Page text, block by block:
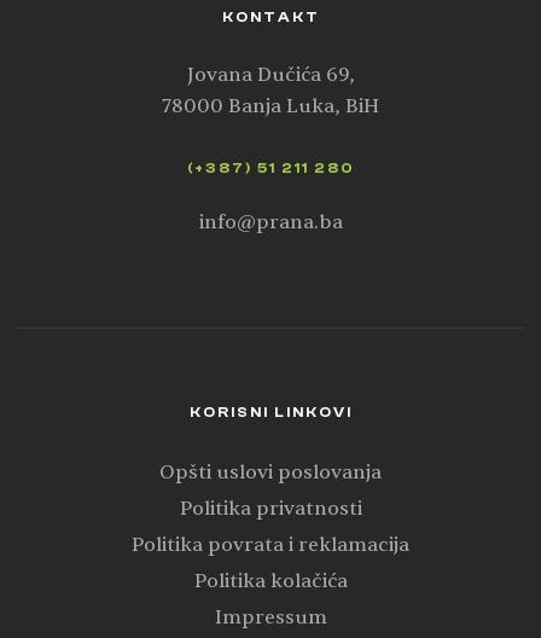
KORISNI LINKOVI
Opšti uslovi poslovanja
Politika privatnosti
Politika povrata i reklamacija
Politika kolačića
Impressum
KONTAKT
Jovana Dučića 69,
78000 Banja Luka, BiH
(+387) 51 211 280
info@prana.ba